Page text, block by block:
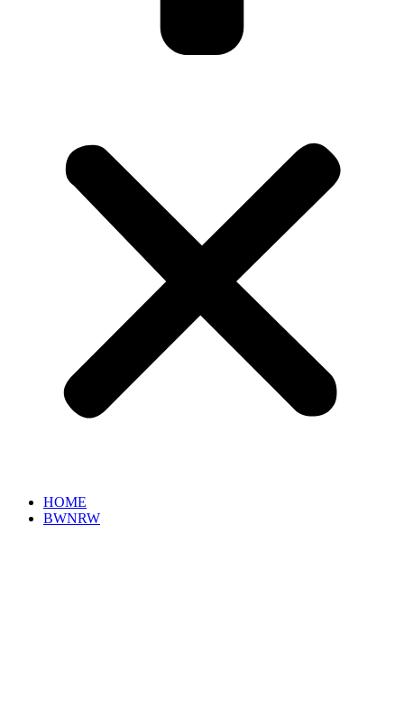
HOME
BWNRW